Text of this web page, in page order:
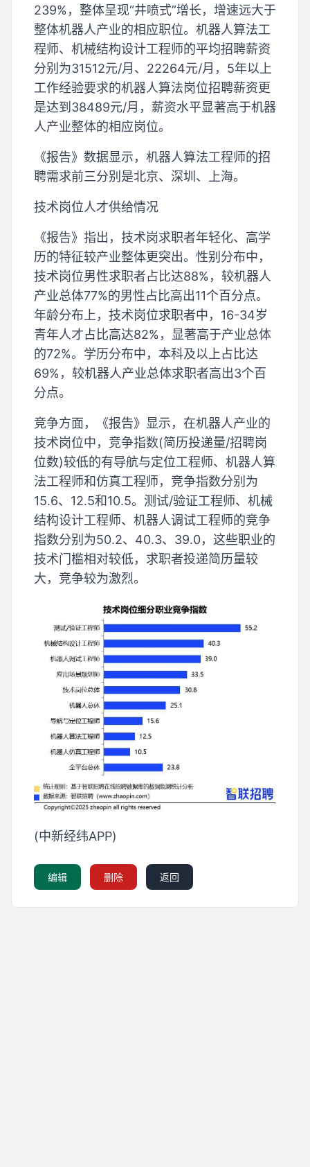
239%，整体呈现“井喷式”增长，增速远大于
整体机器人产业的相应职位。机器人算法工
程师、机械结构设计工程师的平均招聘薪资
分别为31512元/月、22264元/月，5年以上
工作经验要求的机器人算法岗位招聘薪资更
是达到38489元/月，薪资水平显著高于机器
人产业整体的相应岗位。
《报告》数据显示，机器人算法工程师的招
聘需求前三分别是北京、深圳、上海。
技术岗位人才供给情况
《报告》指出，技术岗求职者年轻化、高学
历的特征较产业整体更突出。性别分布中，
技术岗位男性求职者占比达88%，较机器人
产业总体77%的男性占比高出11个百分点。
年龄分布上，技术岗位求职者中，16-34岁
青年人才占比高达82%，显著高于产业总体
的72%。学历分布中，本科及以上占比达
69%，较机器人产业总体求职者高出3个百
分点。
竞争方面，《报告》显示，在机器人产业的
技术岗位中，竞争指数(简历投递量/招聘岗
位数)较低的有导航与定位工程师、机器人算
法工程师和仿真工程师，竞争指数分别为
15.6、12.5和10.5。测试/验证工程师、机械
结构设计工程师、机器人调试工程师的竞争
指数分别为50.2、40.3、39.0，这些职业的
技术门槛相对较低，求职者投递简历量较
大，竞争较为激烈。
(中新经纬APP)
编辑 删除 返回